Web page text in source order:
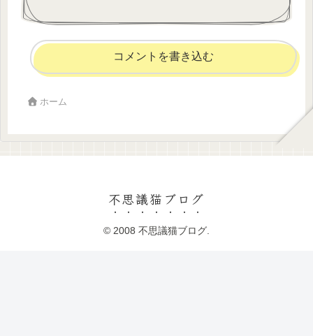
コメントを書き込む
ホーム
不思議猫ブログ
© 2008 不思議猫ブログ.